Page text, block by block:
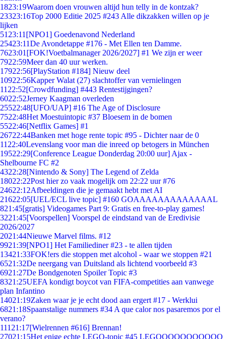
1823:19Waarom doen vrouwen altijd hun telly in de kontzak?
23323:16Top 2000 Editie 2025 #243 Alle dikzakken willen op je
lijken
51 23:11 [NPO1] Goedenavond Nederland
25423:11De Avondetappe #176 - Met Ellen ten Damme.
7623:01 [FOK!Voetbalmanager 2026/2027] #1 We zijn er weer
7922:59Meer dan 40 uur werken.
17922:56[PlayStation #184] Nieuw deel
10922:56Kapper Walat (27) slachtoffer van vernielingen
11 22:52[Crowdfunding] #443 Rentestijgingen?
6022:52Jerney Kaagman overleden
25522:48[UFO/UAP] #16 The Age of Disclosure
7522:48Het Moestuintopic #37 Bloesem in de bomen
5522:46[Netflix Games] #1
26722:44Banken met hoge rente topic #95 - Dichter naar de 0
11 22:40Levenslang voor man die inreed op betogers in München
19522:29[Conference League Donderdag 20:00 uur] Ajax -
Shelbourne FC #2
4322:28[Nintendo & Sony] The Legend of Zelda
18022:22Post hier zo vaak mogelijk om 22:22 uur #76
24622:12Afbeeldingen die je gemaakt hebt met AI
21622:05[UEL/ECL live topic] #160 GOAAAAAAAAAAAAAL
821:45[gratis] Videogames Part 9: Gratis en free-to-play games!
3221:45[Voorspellen] Voorspel de eindstand van de Eredivisie
2026/2027
2021:44Nieuwe Marvel films. #12
9921:39[NPO1] Het Familiediner #23 - te allen tijden
13421:33FOK!ers die stoppen met alcohol - waar we stoppen #21
6521:32De neergang van Duitsland als lichtend voorbeeld #3
6921:27De Bondgenoten Spoiler Topic #3
8321:25UEFA kondigt boycot van FIFA-competities aan vanwege
plan Infantino
14021:19Zaken waar je je echt dood aan ergert #17 - Werklui
6821:18Spaanstalige nummers #34 A que calor nos pasaremos por el
verano?
111 21:17[Wielrennen #616] Brennan!
27021:15Het enige echte LEGO-topic #45 LEGOOOOOOOOOOO